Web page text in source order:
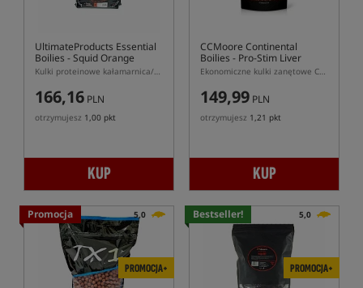
UltimateProducts Essential
Boilies - Squid Orange
Kulki proteinowe kałamarnica/pomarańcza
166,16 PLN
otrzymujesz 1,00 pkt
KUP
CCMoore Continental
Boilies - Pro-Stim Liver
Ekonomiczne kulki zanętowe CCMoore Continental Pro-Stim Liver
149,99 PLN
otrzymujesz 1,21 pkt
KUP
Promocja 5,0
PROMOCJA+
Bestseller! 5,0
PROMOCJA+